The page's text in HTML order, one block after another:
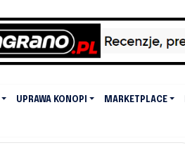
UPRAWA KONOPI MARKETPLACE